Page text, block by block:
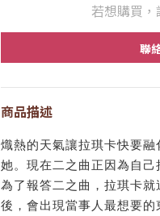
若想購買，
聯
商品描述
熾熱的天氣讓拉琪卡快要
她。現在二之曲正因為自己
為了報答二之曲，拉琪卡
後，會出現當事人最想要